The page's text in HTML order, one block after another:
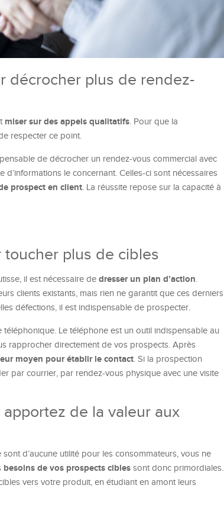
décrocher plus de rendez-
miser sur des appels qualitatifs. Pour que la
respecter ce point.
de décrocher un rendez-vous commercial avec
le concernant. Celles-ci sont nécessaires
prospect en client. La réussite repose sur la capacité à
plus de cibles
il est nécessaire de dresser un plan d’action.
clients existants, mais rien ne garantit que ces derniers
défections, il est indispensable de prospecter.
Le téléphone est un outil indispensable au
rapprocher directement de vos prospects. Après
moyen pour établir le contact. Si la prospection
par courrier, par rendez-vous physique avec une visite
de la valeur aux
d’aucune utilité pour les consommateurs, vous ne
besoins de vos prospects cibles sont donc primordiales.
vers votre produit, en étudiant en amont leurs